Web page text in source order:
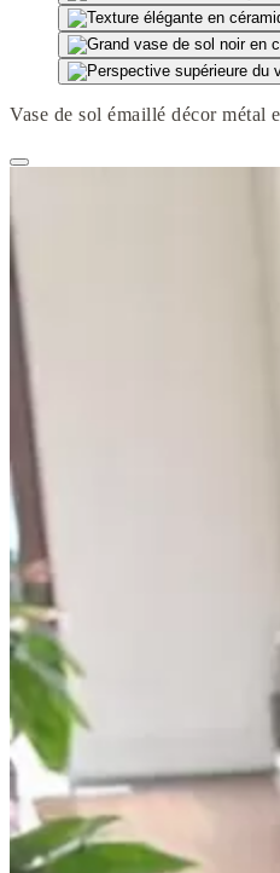
Vase de sol émaillé décor métal